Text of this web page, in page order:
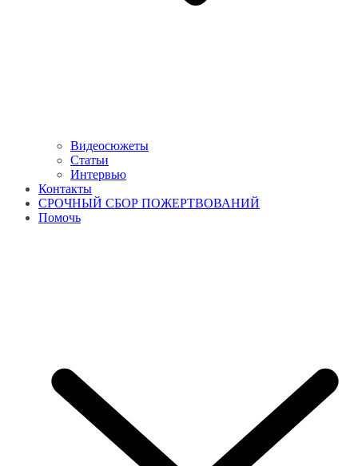
Видеосюжеты
Статьи
Интервью
Контакты
СРОЧНЫЙ СБОР ПОЖЕРТВОВАНИЙ
Помочь